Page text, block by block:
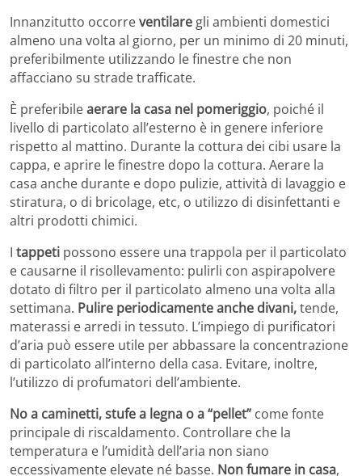
Innanzitutto occorreventilare gli ambienti domestici
almeno una volta al giorno, per un minimo di 20 minuti,
preferibilmente utilizzando le finestre che non
affacciano su strade trafficate.
È preferibileaerare la casa nel pomeriggio, poiché il
livello di particolato all’esterno è in genere inferiore
rispetto al mattino. Durante la cottura dei cibi usare la
cappa, e aprire le finestre dopo la cottura. Aerare la
casa anche durante e dopo pulizie, attività di lavaggio e
stiratura, o di bricolage, etc, o utilizzo di disinfettanti e
altri prodotti chimici.
I tappeti possono essere una trappola per il particolato
e causarne il risollevamento: pulirli con aspirapolvere
dotato di filtro per il particolato almeno una volta alla
settimana. Pulire periodicamente anche divani,tende,
materassi e arredi in tessuto. L’impiego di purificatori
d’aria può essere utile per abbassare la concentrazione
di particolato all’interno della casa. Evitare, inoltre,
l’utilizzo di profumatori dell’ambiente.
No a caminetti, stufe a legna o a “pellet” come fonte
principale di riscaldamento. Controllare che la
temperatura e l’umidità dell’aria non siano
eccessivamente elevate né basse. Non fumare in casa,